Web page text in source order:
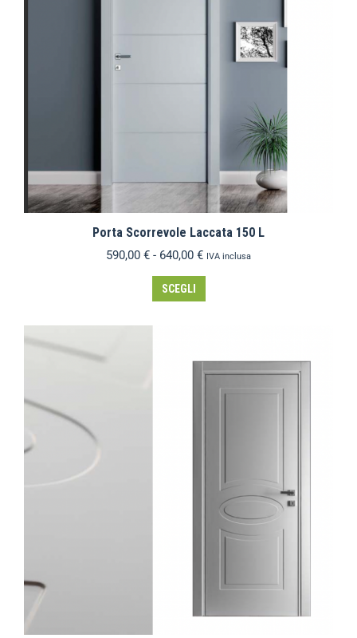
Porta Scorrevole Laccata 150 L
590,00 € - 640,00 € IVA inclusa
SCEGLI